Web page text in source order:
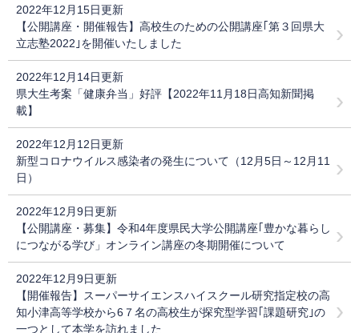
2022年12月15日更新
【公開講座・開催報告】高校生のための公開講座｢第３回県大
立志塾2022｣を開催いたしました
2022年12月14日更新
県大生考案「健康弁当」好評【2022年11月18日高知新聞掲
載】
2022年12月12日更新
新型コロナウイルス感染者の発生について（12月5日～12月11
日）
2022年12月9日更新
【公開講座・募集】令和4年度県民大学公開講座｢豊かな暮らし
につながる学び」オンライン講座の冬期開催について
2022年12月9日更新
【開催報告】スーパーサイエンスハイスクール研究指定校の高
知小津高等学校から6７名の高校生が探究型学習｢課題研究｣の
一つとして本学を訪れました